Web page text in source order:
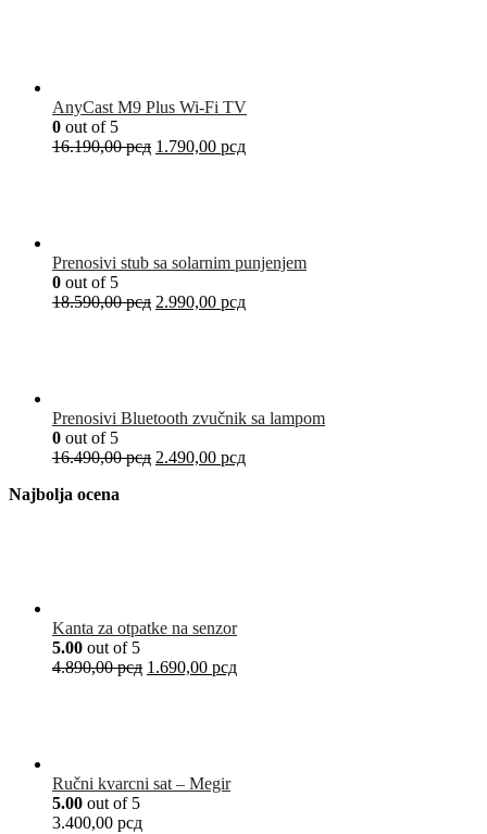
AnyCast M9 Plus Wi-Fi TV
0 out of 5
16.190,00рсд 1.790,00 рсд
Prenosivi stub sa solarnim punjenjem
0 out of 5
18.590,00рсд 2.990,00 рсд
Prenosivi Bluetooth zvučnik sa lampom
0 out of 5
16.490,00рсд 2.490,00 рсд
Najbolja ocena
Kanta za otpatke na senzor
5.00 out of 5
4.890,00рсд 1.690,00 рсд
Ručni kvarcni sat – Megir
5.00 out of 5
3.400,00 рсд